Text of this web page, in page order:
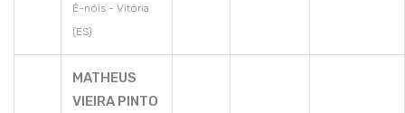
É-nóis - Vitória
(ES)
MATHEUS
VIEIRA PINTO